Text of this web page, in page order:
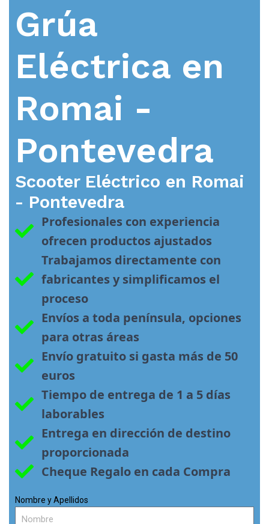
Grúa
Eléctrica en
Romai -
Pontevedra
Scooter Eléctrico en Romai
- Pontevedra
Profesionales con experiencia
ofrecen productos ajustados
Trabajamos directamente con
fabricantes y simplificamos el
proceso
Envíos a toda península, opciones
para otras áreas
Envío gratuito si gasta más de 50
euros
Tiempo de entrega de 1 a 5 días
laborables
Entrega en dirección de destino
proporcionada
Cheque Regalo en cada Compra
Nombre y Apellidos